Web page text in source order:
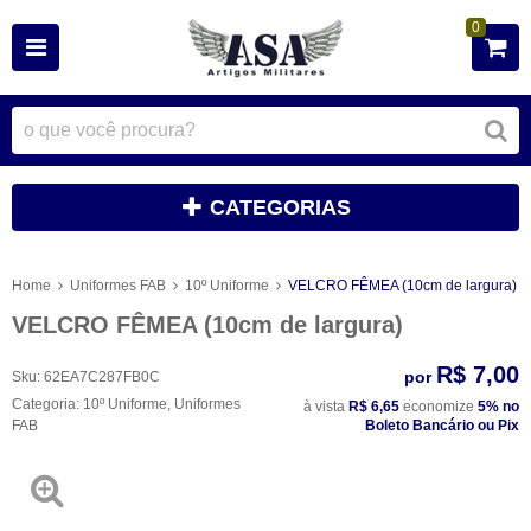
0
CATEGORIAS
Home Uniformes FAB 10º Uniforme VELCRO FÊMEA (10cm de largura)
VELCRO FÊMEA (10cm de largura)
Sku: 62EA7C287FB0C
Categoria: 10º Uniforme Uniformes
FAB
por R$ 7,00
à vista R$ 6,65 economize 5% no
Boleto Bancário ou Pix